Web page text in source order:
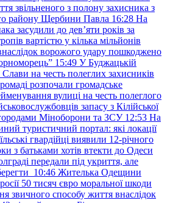
звільненого з полону захисника з
району Щербини Павла 16:28 На
засудили до дев’яти років за
вартістю у кілька мільйонів
ворожого удару пошкоджено
15:49 У Буджацькій
на честь полеглих захисників
розпочали громадське
вулиці на честь полеглого
запасу з Кілійської
Міноборони та ЗСУ 12:53 На
туристичний портал: які локації
гвардійці виявили 12-річного
з батьками хотів втекти до Одеси
передали під укриття, але
10:46 Жителька Одещини
50 тисяч євро моральної шкоди
звичного способу життя внаслідок